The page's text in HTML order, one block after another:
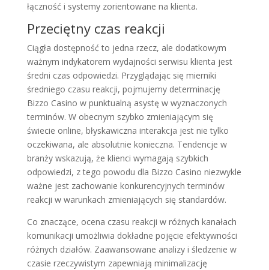
łączność i systemy zorientowane na klienta.
Przeciętny czas reakcji
Ciągła dostępność to jedna rzecz, ale dodatkowym
ważnym indykatorem wydajności serwisu klienta jest
średni czas odpowiedzi. Przyglądając się mierniki
średniego czasu reakcji, pojmujemy determinację
Bizzo Casino w punktualną asystę w wyznaczonych
terminów. W obecnym szybko zmieniającym się
świecie online, błyskawiczna interakcja jest nie tylko
oczekiwana, ale absolutnie konieczna. Tendencje w
branży wskazują, że klienci wymagają szybkich
odpowiedzi, z tego powodu dla Bizzo Casino niezwykle
ważne jest zachowanie konkurencyjnych terminów
reakcji w warunkach zmieniających się standardów.
Co znaczące, ocena czasu reakcji w różnych kanałach
komunikacji umożliwia dokładne pojęcie efektywności
różnych działów. Zaawansowane analizy i śledzenie w
czasie rzeczywistym zapewniają minimalizację